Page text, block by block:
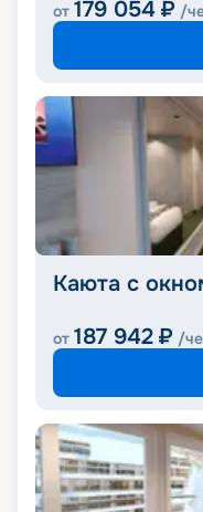
от 179 054 ₽ /
Каюта с
от 187 942 ₽ /